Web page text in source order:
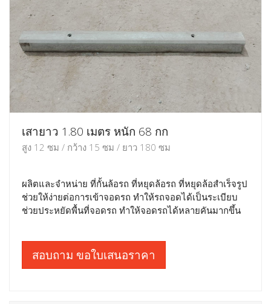
เสายาว 1.80 เมตร หนัก 68 กก
สูง 12 ซม / กว้าง 15 ซม / ยาว 180 ซม
ผลิตและจำหน่าย ที่กั้นล้อรถ ที่หยุดล้อรถ ที่หยุดล้อสำเร็จรูป
ช่วยให้ง่ายต่อการเข้าจอดรถ ทำให้รถจอดได้เป็นระเบียบ
ช่วยประหยัดพื้นที่จอดรถ ทำให้จอดรถได้หลายคันมากขึ้น
สอบถาม ขอใบเสนอราคา